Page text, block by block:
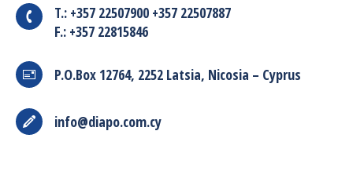
T.: +357 22507900 +357 22507887
F.: +357 22815846
P.O.Box 12764, 2252 Latsia, Nicosia – Cyprus
info@diapo.com.cy